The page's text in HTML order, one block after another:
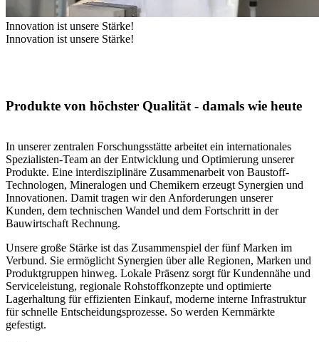
Innovation ist unsere Stärke!
Innovation ist unsere Stärke!
Produkte von höchster Qualität - damals wie heute
In unserer zentralen Forschungsstätte arbeitet ein internationales
Spezialisten-Team an der Entwicklung und Optimierung unserer
Produkte. Eine interdisziplinäre Zusammenarbeit von Baustoff-
Technologen, Mineralogen und Chemikern erzeugt Synergien und
Innovationen. Damit tragen wir den Anforderungen unserer
Kunden, dem technischen Wandel und dem Fortschritt in der
Bauwirtschaft Rechnung.
Unsere große Stärke ist das Zusammenspiel der fünf Marken im
Verbund. Sie ermöglicht Synergien über alle Regionen, Marken und
Produktgruppen hinweg. Lokale Präsenz sorgt für Kundennähe und
Serviceleistung, regionale Rohstoffkonzepte und optimierte
Lagerhaltung für effizienten Einkauf, moderne interne Infrastruktur
für schnelle Entscheidungsprozesse. So werden Kernmärkte
gefestigt.